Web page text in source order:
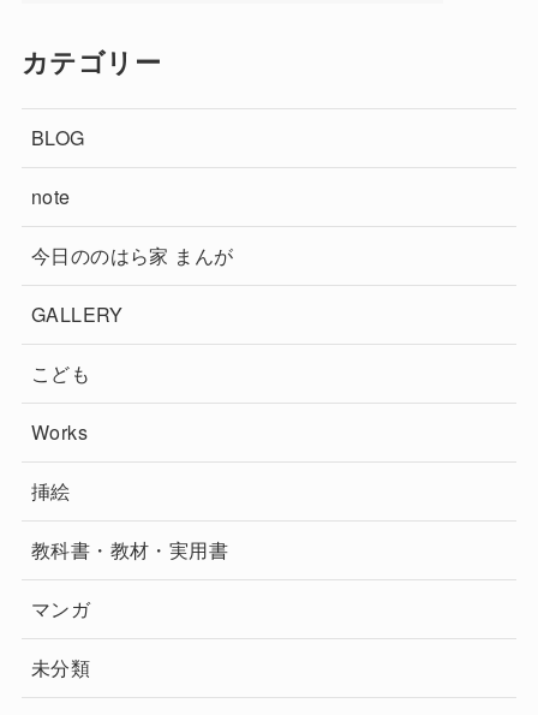
カテゴリー
BLOG
note
今日ののはら家 まんが
GALLERY
こども
Works
挿絵
教科書・教材・実用書
マンガ
未分類